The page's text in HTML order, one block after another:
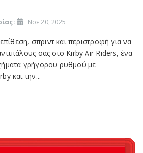
Νοε 20, 2025
σπριντ και περιστροφή για να
σας στο Kirby Air Riders, ένα
γρήγορου ρυθμού με
και την...